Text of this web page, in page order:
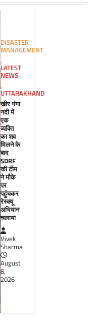
DISASTER
MANAGEMENT
,
LATEST
NEWS
,
UTTARAKHAND
खीर गंगा
नदी में
एक
व्यक्ति
का शव
मिलने के
बाद
SDRF
की टीम
ने मौके
पर
पहुंचकर
रेस्क्यू
अभियान
चलाया
Vivek
Sharma
August
8,
2026